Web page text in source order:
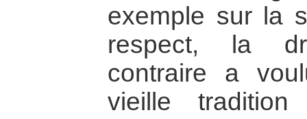
exemple sur la
respect, la
contraire a
vieille